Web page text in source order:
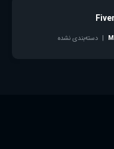
دسته‌بندی نشده